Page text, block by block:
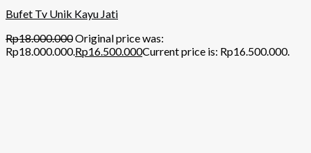
Bufet Tv Unik Kayu Jati
Rp18.000.000Original price was:
Rp18.000.000.Rp16.500.000Current price is: Rp16.500.000.